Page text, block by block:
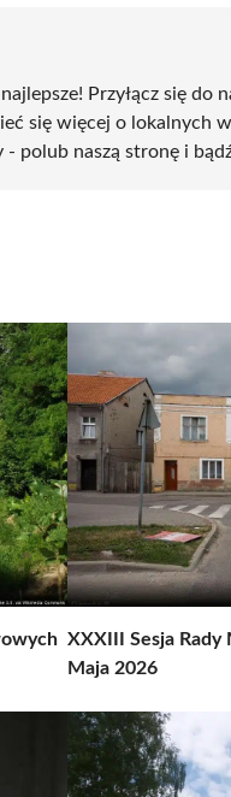
Przyłącz się do
się więcej o lokalnych
polub naszą stronę i
XXXIII Sesja
Maja 2026